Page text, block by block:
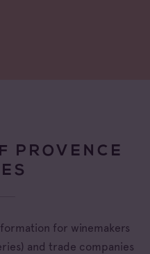
PROVENCE
for winemakers
and trade companies